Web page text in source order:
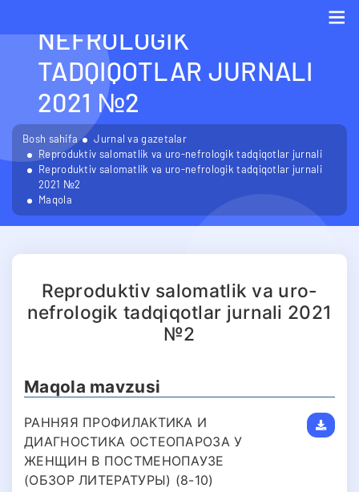
NEFROLOGIK
TADQIQOTLAR JURNALI
2021 №2
Bosh sahifa
Jurnal va gazetalar
Reproduktiv salomatlik va uro-nefrologik tadqiqotlar jurnali
Reproduktiv salomatlik va uro-nefrologik tadqiqotlar jurnali
2021 №2
Maqola
Reproduktiv salomatlik va uro-
nefrologik tadqiqotlar jurnali 2021
№2
Maqola mavzusi
РАННЯЯ ПРОФИЛАКТИКА И
ДИАГНОСТИКА ОСТЕОПАРОЗА У
ЖЕНЩИН В ПОСТМЕНОПАУЗЕ
(ОБЗОР ЛИТЕРАТУРЫ) (8-10)